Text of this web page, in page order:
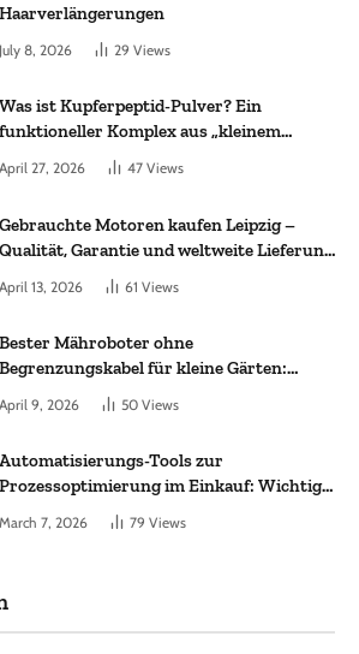
Haarverlängerungen
July 8, 2026 29 Views
Was ist Kupferpeptid-Pulver? Ein
funktioneller Komplex aus „kleinem
Molekül + Metall“
April 27, 2026 47 Views
Gebrauchte Motoren kaufen Leipzig –
Qualität, Garantie und weltweite Lieferung
April 13, 2026 61 Views
Bester Mähroboter ohne
Begrenzungskabel für kleine Gärten:
Worauf es bei 200 bis 500 m² wirklich
ankommt
April 9, 2026 50 Views
Automatisierungs-Tools zur
Prozessoptimierung im Einkauf: Wichtige
Funktionen, auf die Sie achten sollten
March 7, 2026 79 Views